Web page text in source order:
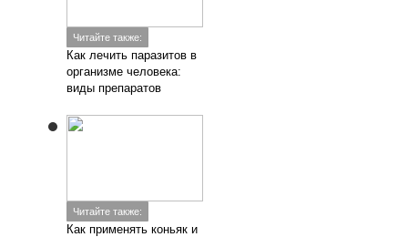
Читайте также:
Как лечить паразитов в
организме человека:
виды препаратов
Читайте также:
Как применять коньяк и